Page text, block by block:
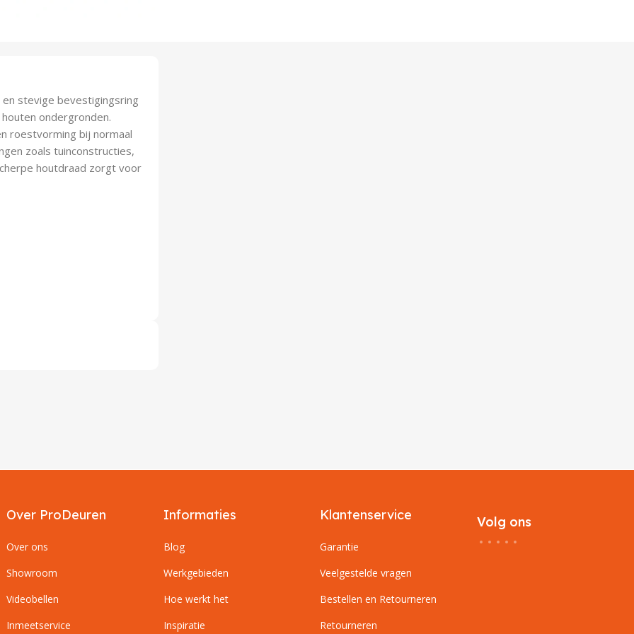
stevige bevestigingsring
ondergronden.
roestvorming bij normaal
zoals tuinconstructies,
houtdraad zorgt voor
Over ProDeuren
Over ons
Showroom
Videobellen
Inmeetservice
Informaties
Blog
Werkgebieden
Hoe werkt het
Inspiratie
Klantenservice
Garantie
Veelgestelde vragen
Bestellen en Retourneren
Retourneren
Volg ons